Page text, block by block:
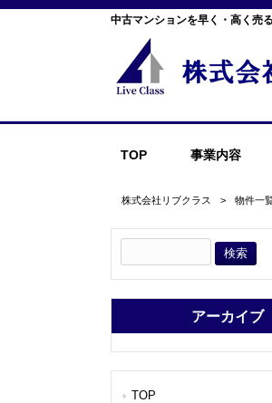
中古マンションを早く・高く売
TOP 事業内容
株式会社リブクラス > 物件一
アーカイブ
TOP